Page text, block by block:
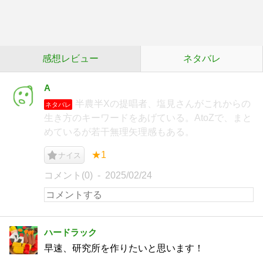
感想レビュー ネタバレ
A
ネタバレ
半農半Xの提唱者、塩見さんがこれからの
生き方のキーワードをあげている。AtoZで、まと
めているが若干無理矢理感もある。
ナイス ★1
コメント(0) 2025/02/24
ハードラック
早速、研究所を作りたいと思います！